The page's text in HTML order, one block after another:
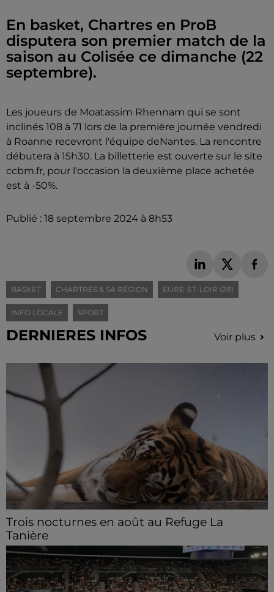
En basket, Chartres en ProB
disputera son premier match de la
saison au Colisée ce dimanche (22
septembre).
Les joueurs de Moatassim Rhennam qui se sont
inclinés 108 à 71 lors de la première journée vendredi
à Roanne recevront l'équipe deNantes. La rencontre
débutera à 15h30. La billetterie est ouverte sur le site
ccbm.fr, pour l'occasion la deuxième place achetée
est à -50%.
Publié : 18 septembre 2024 à 8h53
BASKET CHARTRES & SA RÉGION EURE-ET-LOIR (28)
INFO LOCALE SPORT
DERNIERES INFOS Voir plus
Trois nocturnes en août au Refuge La
Tanière
Les visiteurs peuvent en profiter jusqu'à 22h00 les
samedi 8, 15 et 29 août.